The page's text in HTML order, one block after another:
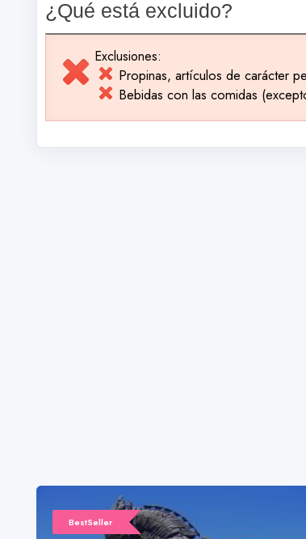
¿Qué está excluido?
Exclusiones:
Propinas, artículos de carácter
Bebidas con las comidas
BestSeller